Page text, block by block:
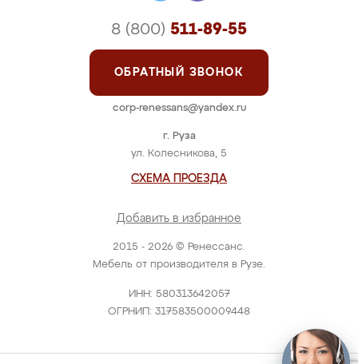
2015 - 2026 © Ренессанс.
Мебель от производителя в Рузе.
ИНН: 580313642057
ОГРНИП: 317583500009448
г. Руза
ул. Колесникова, 5
СХЕМА ПРОЕЗДА
Добавить в избранное
8 (800) 511-89-55
ОБРАТНЫЙ ЗВОНОК
corp-renessans@yandex.ru